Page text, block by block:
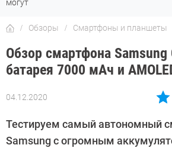
Обзоры Смартфоны и планшеты
Обзор смартфона Samsung
батарея 7000 мАч и
04.12.2020
Автор:
Дмитриева
Тестируем самый автономный
Samsung с огромным